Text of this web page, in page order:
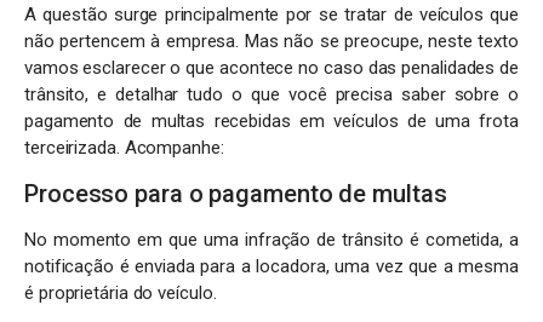
A questão surge principalmente por se tratar de veículos que
não pertencem à empresa. Mas não se preocupe, neste texto
vamos esclarecer o que acontece no caso das penalidades de
trânsito, e detalhar tudo o que você precisa saber sobre o
pagamento de multas recebidas em veículos de uma frota
terceirizada. Acompanhe:
Processo para o pagamento de multas
No momento em que uma infração de trânsito é cometida, a
notificação é enviada para a locadora, uma vez que a mesma
é proprietária do veículo.